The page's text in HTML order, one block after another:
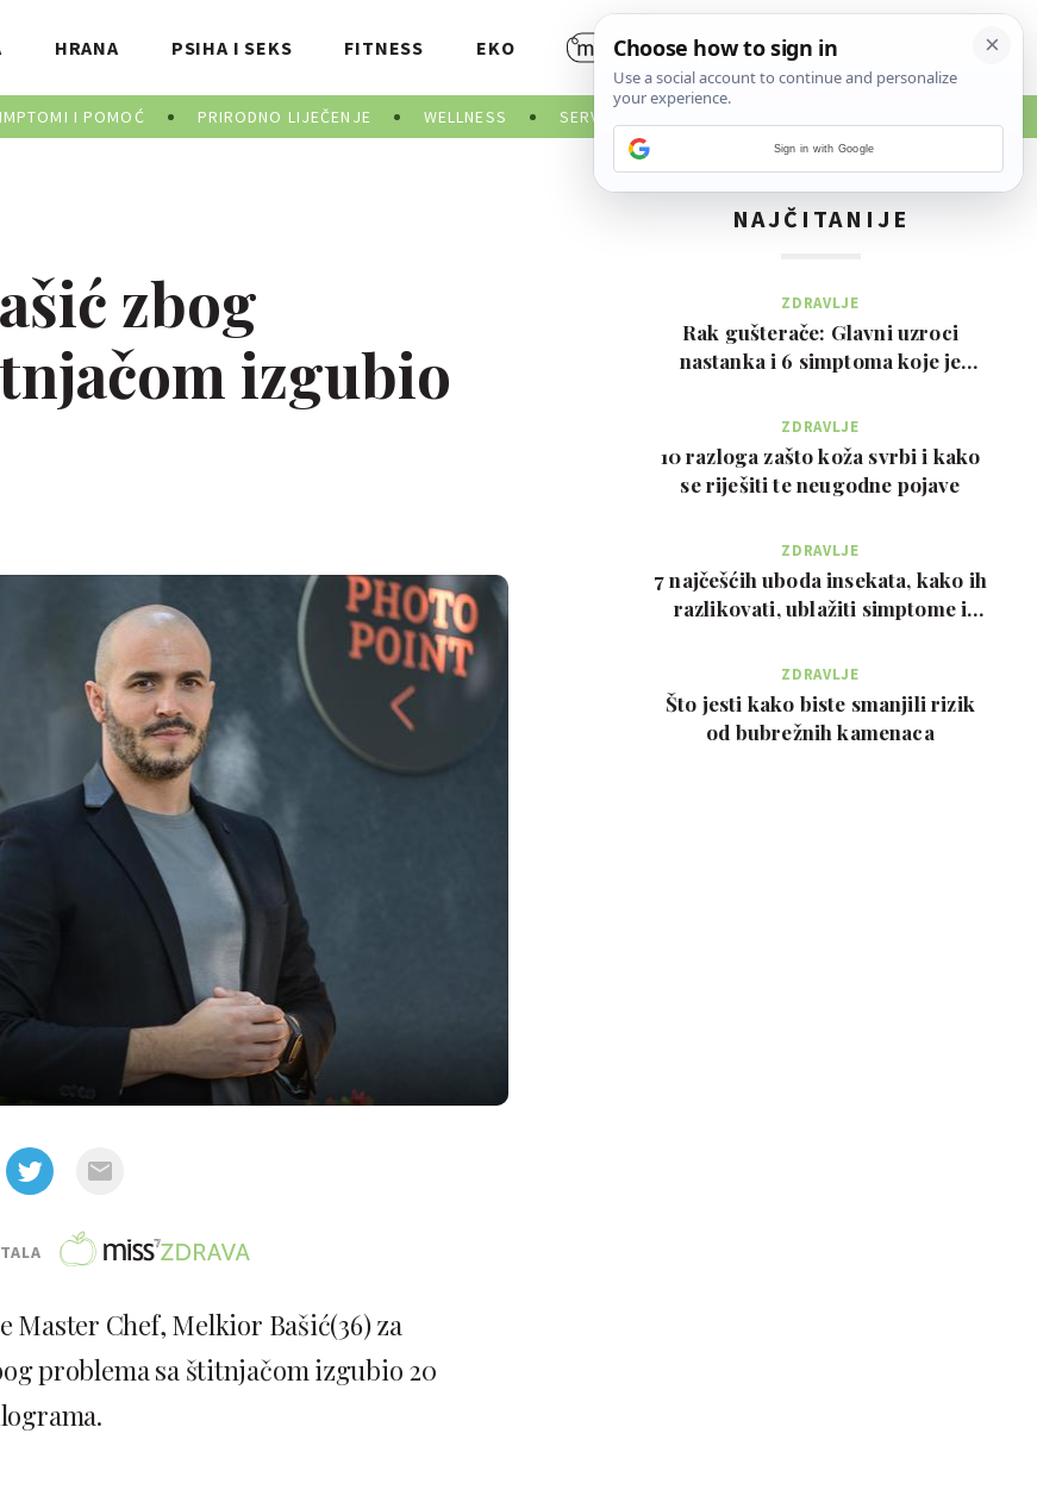
I POMOĆ PRIRODNO LIJEČENJE WELLNESS SERVISNE INFORMACIJE
HRANA PSIHA I SEKS FITNESS EKO
zbog
izgubio
Chef, Melkior Bašić(36) za
problema sa štitnjačom izgubio 20
NAJČITANIJE
ZDRAVLJE
Rak gušterače: Glavni uzroci
nastanka i 6 simptoma koje je
ZDRAVLJE
10 razloga zašto koža svrbi i kako
se riješiti te neugodne pojave
ZDRAVLJE
7 najčešćih uboda insekata, kako ih
razlikovati, ublažiti simptome i
ZDRAVLJE
Što jesti kako biste smanjili rizik
od bubrežnih kamenaca
Sign in with Google